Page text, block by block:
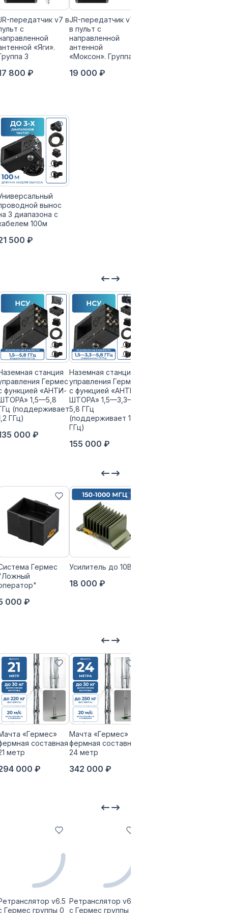
передатчик v7 в
с
«Яги».
3
800 ₽
JR-передатчик v7
в пульт с
направленной
антенной
«Моксон». Группа 4
19 000 ₽
вынос
3 диапазона с
100м
500 ₽
станция
Гермес
функцией «АНТИ-
1,5—5,8
(поддерживает
ГГц)
000 ₽
Наземная станция
управления Гермес
с функцией «АНТИ-
ШТОРА» 1,5—3,3—
5,8 ГГц
(поддерживает 1,2
ГГц)
155 000 ₽
Гермес
000 ₽
Усилитель до 10Вт
18 000 ₽
«Гермес»
составная
метр
000 ₽
Мачта «Гермес»
фермная составная
24 метр
342 000 ₽
v6.5
Гермес группы 0
Ретранслятор v6.5
с Гермес группы 0